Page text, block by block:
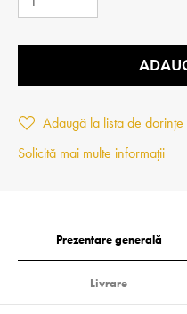
Adaugă la lista de dorințe
Solicită mai multe informații
Prezentare generală
Livrare